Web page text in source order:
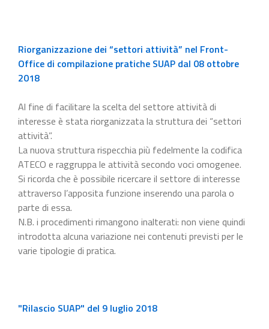
Riorganizzazione dei “settori attività” nel Front-
Office di compilazione pratiche SUAP dal 08 ottobre
2018
Al fine di facilitare la scelta del settore attività di
interesse è stata riorganizzata la struttura dei “settori
attività”.
La nuova struttura rispecchia più fedelmente la codifica
ATECO e raggruppa le attività secondo voci omogenee.
Si ricorda che è possibile ricercare il settore di interesse
attraverso l’apposita funzione inserendo una parola o
parte di essa.
N.B. i procedimenti rimangono inalterati: non viene quindi
introdotta alcuna variazione nei contenuti previsti per le
varie tipologie di pratica.
"Rilascio SUAP" del 9 luglio 2018